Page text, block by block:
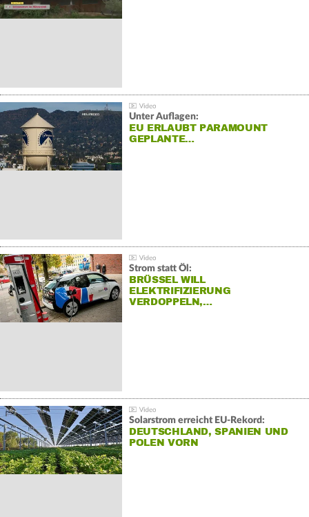
Unter Auflagen:
EU ERLAUBT PARAMOUNT
GEPLANTE…
Strom statt Öl:
BRÜSSEL WILL
ELEKTRIFIZIERUNG
VERDOPPELN,…
Solarstrom erreicht EU-Rekord:
DEUTSCHLAND, SPANIEN UND
POLEN VORN